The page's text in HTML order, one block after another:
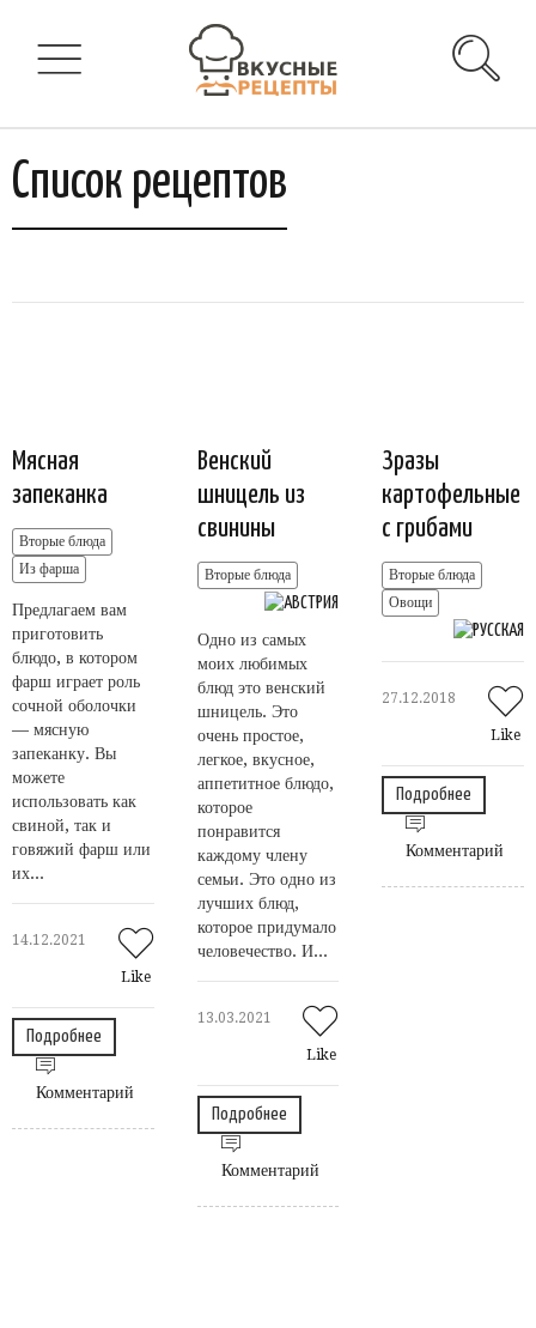
Список рецептов
Мясная
запеканка
Вторые блюда
Из фарша
Предлагаем вам
приготовить
блюдо, в котором
фарш играет роль
сочной оболочки
— мясную
запеканку. Вы
можете
использовать как
свиной, так и
говяжий фарш или
их...
14.12.2021
Like
Подробнее
Комментарий
Венский
шницель из
свинины
Вторые блюда
Одно из самых
моих любимых
блюд это венский
шницель. Это
очень простое,
легкое, вкусное,
аппетитное блюдо,
которое
понравится
каждому члену
семьи. Это одно из
лучших блюд,
которое придумало
человечество. И...
13.03.2021
Like
Подробнее
Комментарий
Зразы
картофельные
с грибами
Вторые блюда
Овощи
27.12.2018
Like
Подробнее
Комментарий